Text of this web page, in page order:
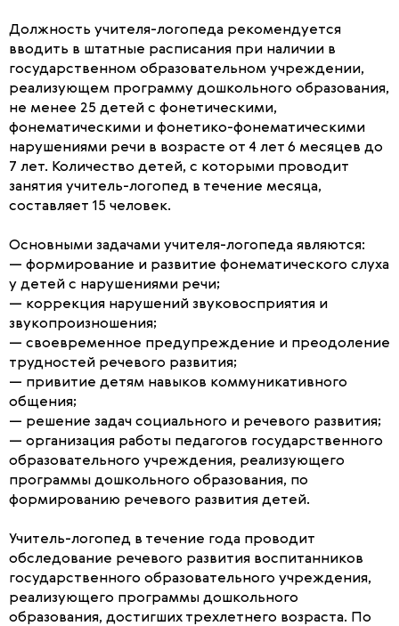
Должность учителя-логопеда рекомендуется
вводить в штатные расписания при наличии в
государственном образовательном учреждении,
реализующем программу дошкольного образования,
не менее 25 детей с фонетическими,
фонематическими и фонетико-фонематическими
нарушениями речи в возрасте от 4 лет 6 месяцев до
7 лет. Количество детей, с которыми проводит
занятия учитель-логопед в течение месяца,
составляет 15 человек.
Основными задачами учителя-логопеда являются:
— формирование и развитие фонематического слуха
у детей с нарушениями речи;
— коррекция нарушений звуковосприятия и
звукопроизношения;
— своевременное предупреждение и преодоление
трудностей речевого развития;
— привитие детям навыков коммуникативного
общения;
— решение задач социального и речевого развития;
— организация работы педагогов государственного
образовательного учреждения, реализующего
программы дошкольного образования, по
формированию речевого развития детей.
Учитель-логопед в течение года проводит
обследование речевого развития воспитанников
государственного образовательного учреждения,
реализующего программы дошкольного
образования, достигших трехлетнего возраста. По